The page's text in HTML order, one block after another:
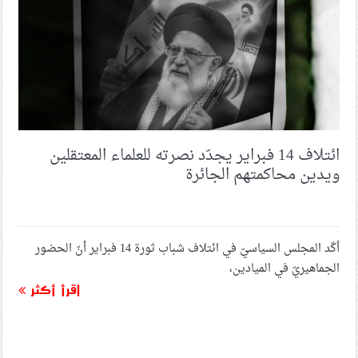
ائتلاف 14 فبراير يجدّد نصرته للعلماء المعتقلين
ويدين محاكمتهم الجائرة
أكّد المجلس السياسيّ في ائتلاف شباب ثورة 14 فبراير أنّ الحضور
الجماهيريّ في الميادين،
اقرأ أكثر